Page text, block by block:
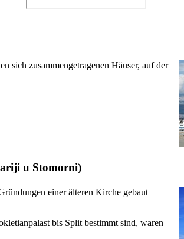
sich zusammengetragenen Häuser, auf der
u Stomorni)
einer älteren Kirche gebaut
bis Split bestimmt sind, waren